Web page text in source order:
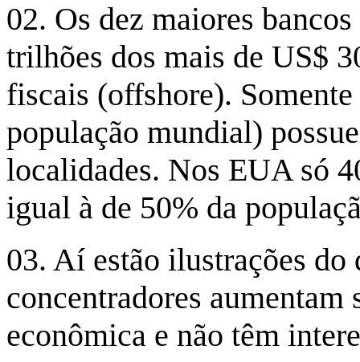
02. Os dez maiores
trilhões dos mais de US$
fiscais (offshore).
população mundial)
localidades. Nos EUA só
igual à de 50% da
03. Aí estão ilustrações do
concentradores aumentam
econômica e não têm